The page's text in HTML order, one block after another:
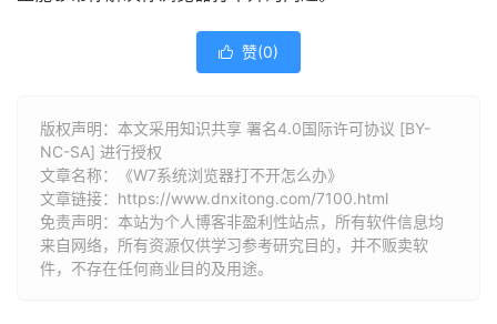
 赞(0)
版权声明：本文采用知识共享 署名4.0国际许可协议 [BY-
NC-SA] 进行授权
文章名称：《W7系统浏览器打不开怎么办》
文章链接： https://www.dnxitong.com/7100.html
免责声明：本站为个人博客非盈利性站点，所有软件信息均
来自网络，所有资源仅供学习参考研究目的，并不贩卖软
件，不存在任何商业目的及用途。